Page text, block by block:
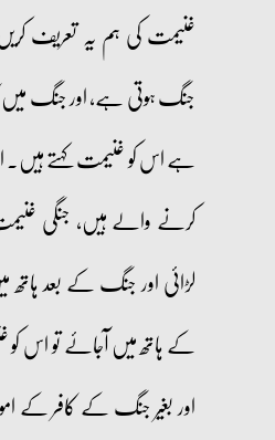
غنیمت کی ہم یہ تعریف
جنگ ہوتی ہے، اور جنگ میں
ہے اس کو غنیمت کہتے ہیں۔
کرنے والے ہیں، جنگی
لڑائی اور جنگ کے بعد ہاتھ
کے ہاتھ میں آجائے تو اس کو
اور بغیر جنگ کے کافر کے